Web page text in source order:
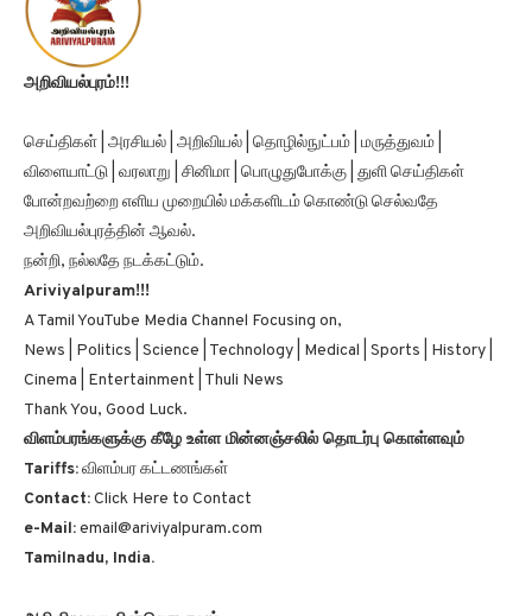
அறிவியல்புரம்!!!
செய்திகள் | அரசியல் | அறிவியல் | தொழில்நுட்பம் | மருத்துவம் |
விளையாட்டு | வரலாறு | சினிமா | பொழுதுபோக்கு | துளி செய்திகள்
போன்றவற்றை எளிய முறையில் மக்களிடம் கொண்டு செல்வதே
அறிவியல்புரத்தின் ஆவல்.
நன்றி, நல்லதே நடக்கட்டும்.
Ariviyalpuram!!!
A Tamil YouTube Media Channel Focusing on,
News | Politics | Science | Technology | Medical | Sports | History |
Cinema | Entertainment | Thuli News
Thank You, Good Luck.
விளம்பரங்களுக்கு கீழே உள்ள மின்னஞ்சலில் தொடர்பு கொள்ளவும்
Tariffs:விளம்பர கட்டணங்கள்
Contact:Click Here to Contact
e-Mail:email@ariviyalpuram.com
Tamilnadu, India.